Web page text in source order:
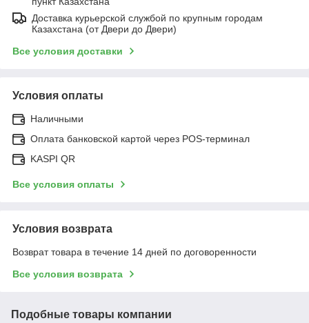
Доставка курьерской службой по крупным городам
Казахстана (от Двери до Двери)
Все условия доставки
Условия оплаты
Наличными
Оплата банковской картой через POS-терминал
KASPI QR
Все условия оплаты
Условия возврата
Возврат товара в течение 14 дней по договоренности
Все условия возврата
Подобные товары компании